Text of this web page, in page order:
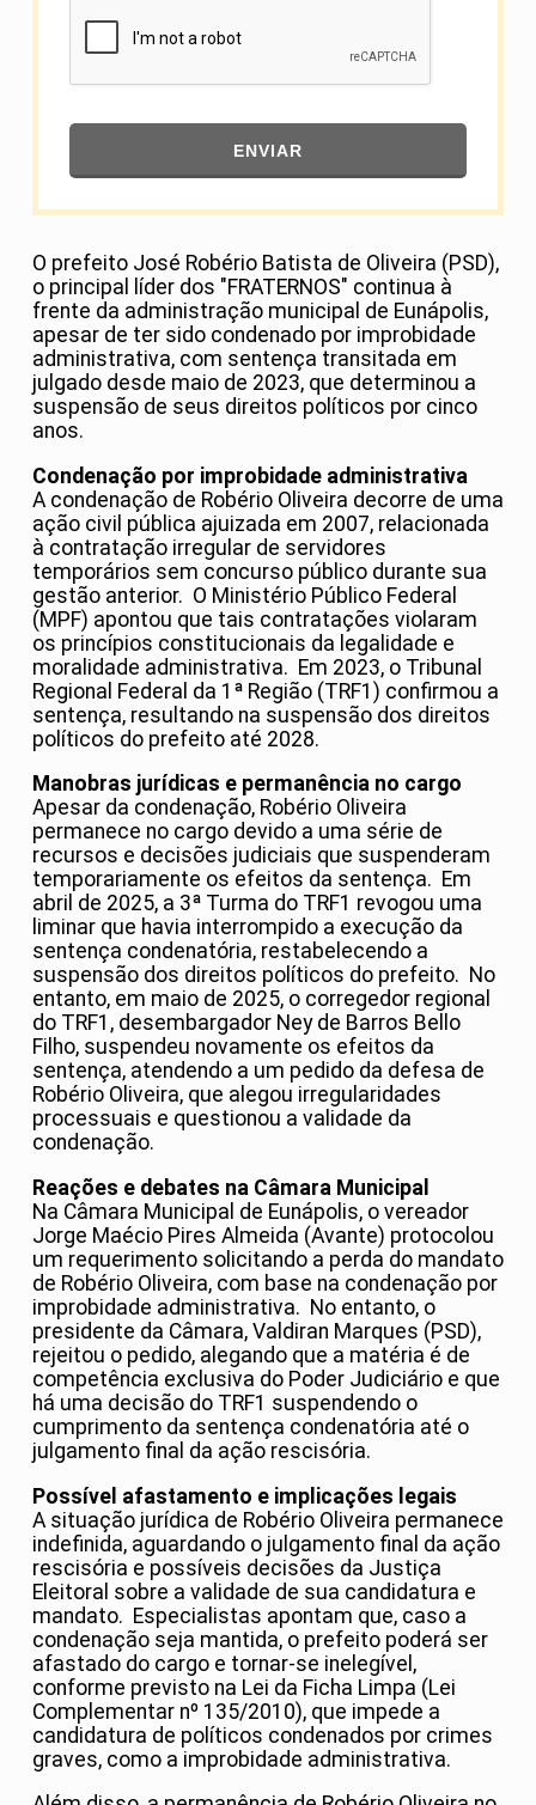
ENVIAR
O prefeito José Robério Batista de Oliveira (PSD),
o principal líder dos "FRATERNOS" continua à
frente da administração municipal de Eunápolis,
apesar de ter sido condenado por improbidade
administrativa, com sentença transitada em
julgado desde maio de 2023, que determinou a
suspensão de seus direitos políticos por cinco
anos.
Condenação por improbidade administrativa
A condenação de Robério Oliveira decorre de uma
ação civil pública ajuizada em 2007, relacionada
à contratação irregular de servidores
temporários sem concurso público durante sua
gestão anterior. O Ministério Público Federal
(MPF) apontou que tais contratações violaram
os princípios constitucionais da legalidade e
moralidade administrativa. Em 2023, o Tribunal
Regional Federal da 1ª Região (TRF1) confirmou a
sentença, resultando na suspensão dos direitos
políticos do prefeito até 2028.
Manobras jurídicas e permanência no cargo
Apesar da condenação, Robério Oliveira
permanece no cargo devido a uma série de
recursos e decisões judiciais que suspenderam
temporariamente os efeitos da sentença. Em
abril de 2025, a 3ª Turma do TRF1 revogou uma
liminar que havia interrompido a execução da
sentença condenatória, restabelecendo a
suspensão dos direitos políticos do prefeito. No
entanto, em maio de 2025, o corregedor regional
do TRF1, desembargador Ney de Barros Bello
Filho, suspendeu novamente os efeitos da
sentença, atendendo a um pedido da defesa de
Robério Oliveira, que alegou irregularidades
processuais e questionou a validade da
condenação.
Reações e debates na Câmara Municipal
Na Câmara Municipal de Eunápolis, o vereador
Jorge Maécio Pires Almeida (Avante) protocolou
um requerimento solicitando a perda do mandato
de Robério Oliveira, com base na condenação por
improbidade administrativa. No entanto, o
presidente da Câmara, Valdiran Marques (PSD),
rejeitou o pedido, alegando que a matéria é de
competência exclusiva do Poder Judiciário e que
há uma decisão do TRF1 suspendendo o
cumprimento da sentença condenatória até o
julgamento final da ação rescisória.
Possível afastamento e implicações legais
A situação jurídica de Robério Oliveira permanece
indefinida, aguardando o julgamento final da ação
rescisória e possíveis decisões da Justiça
Eleitoral sobre a validade de sua candidatura e
mandato. Especialistas apontam que, caso a
condenação seja mantida, o prefeito poderá ser
afastado do cargo e tornar-se inelegível,
conforme previsto na Lei da Ficha Limpa (Lei
Complementar nº 135/2010), que impede a
candidatura de políticos condenados por crimes
graves, como a improbidade administrativa.